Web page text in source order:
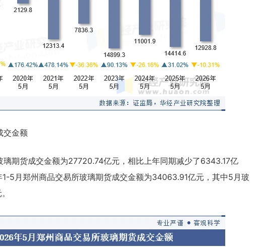
交金额
期货成交金额为27720.74亿元，相比上年同期减少了6343.17亿
5月郑州商品交易所玻璃期货成交金额为34063.91亿元，其中5月玻